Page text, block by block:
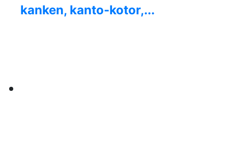
kanken, kanto-kotor,...